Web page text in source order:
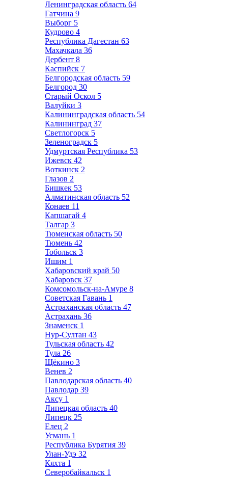
Ленинградская область 64
Гатчина 9
Выборг 5
Кудрово 4
Республика Дагестан 63
Махачкала 36
Дербент 8
Каспийск 7
Белгородская область 59
Белгород 30
Старый Оскол 5
Валуйки 3
Калининградская область 54
Калининград 37
Светлогорск 5
Зеленоградск 5
Удмуртская Республика 53
Ижевск 42
Воткинск 2
Глазов 2
Бишкек 53
Алматинская область 52
Конаев 11
Капшагай 4
Талгар 3
Тюменская область 50
Тюмень 42
Тобольск 3
Ишим 1
Хабаровский край 50
Хабаровск 37
Комсомольск-на-Амуре 8
Советская Гавань 1
Астраханская область 47
Астрахань 36
Знаменск 1
Нур-Султан 43
Тульская область 42
Тула 26
Щёкино 3
Венев 2
Павлодарская область 40
Павлодар 39
Аксу 1
Липецкая область 40
Липецк 25
Елец 2
Усмань 1
Республика Бурятия 39
Улан-Удэ 32
Кяхта 1
Северобайкальск 1